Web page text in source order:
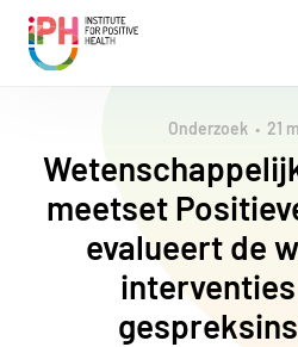
Institute for
Onderzoek 21
meetset
evalueert de